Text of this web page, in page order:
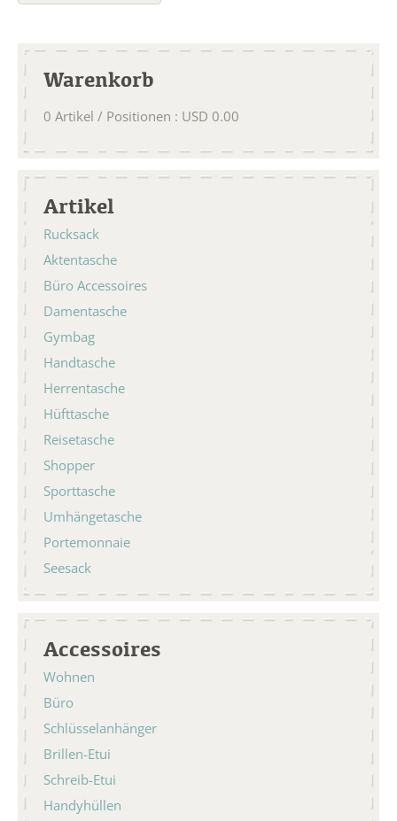
Warenkorb
0 Artikel / Positionen : USD 0.00
Artikel
Rucksack
Aktentasche
Büro Accessoires
Damentasche
Gymbag
Handtasche
Herrentasche
Hüfttasche
Reisetasche
Shopper
Sporttasche
Umhängetasche
Portemonnaie
Seesack
Accessoires
Wohnen
Büro
Schlüsselanhänger
Brillen-Etui
Schreib-Etui
Handyhüllen